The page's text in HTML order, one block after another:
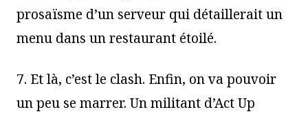
prosaïsme d’un serveur qui détaillerait un
menu dans un restaurant étoilé.
7. Et là, c’est le clash. Enfin, on va pouvoir
un peu se marrer. Un militant d’Act Up